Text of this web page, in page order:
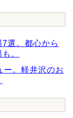
選。都心から
。
ー。軽井沢のお